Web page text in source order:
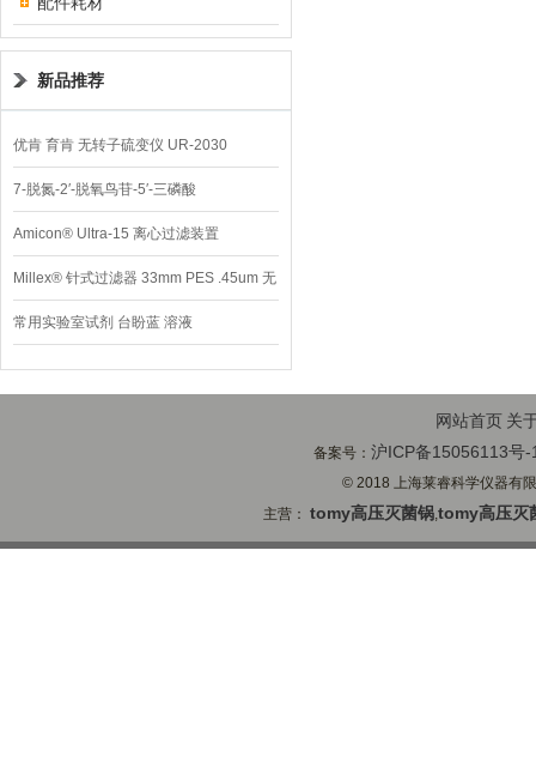
新品推荐
优肯 育肯 无转子硫变仪 UR-2030
7-脱氮-2′-脱氧鸟苷-5′-三磷酸
Amicon® Ultra-15 离心过滤装置
Millex® 针式过滤器 33mm PES .45um 无
菌
常用实验室试剂 台盼蓝 溶液
网站首页 关
备案号：沪ICP备15056113号-
© 2018 上海莱睿科学仪器有
主营：tomy高压灭菌锅,tomy高压灭